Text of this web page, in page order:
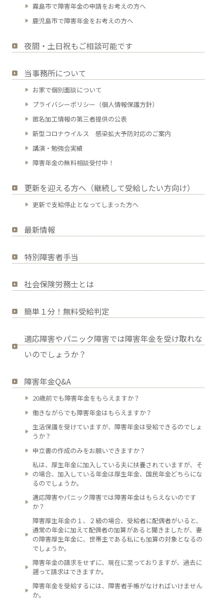
霧島市で障害年金の申請をお考えの方へ
鹿児島市で障害年金をお考えの方へ
夜間・土日祝もご相談可能です
当事務所について
お家で個別面談について
プライバシーポリシー（個人情報保護方針）
匿名加工情報の第三者提供の公表
新型コロナウイルス 感染拡大予防対応のご案内
講演・勉強会実績
障害年金の無料相談受付中！
更新を迎える方へ（継続して受給したい方向け）
更新で支給停止となってしまった方へ
最新情報
特別障害者手当
社会保険労務士とは
簡単１分！無料受給判定
適応障害やパニック障害では障害年金を受け取れな
いのでしょうか？
障害年金Q&A
20歳前でも障害年金をもらえますか？
働きながらでも障害年金はもらえますか？
生活保護を受けていますが、障害年金は受給できるのでしょ
うか？
申立書の作成のみをお願いできますか？
私は、厚生年金に加入している夫に扶養されていますが、そ
の場合、加入している年金は厚生年金、国民年金どちらにな
るのでしょうか。
適応障害やパニック障害では障害年金はもらえないのです
か？
障害厚生年金の１、２級の場合、受給者に配偶者がいると、
通常の年金に加えて配偶者の加算があると聞きましたが、妻
の障害厚生年金に、世帯主である私にも加算の対象となるの
でしょうか。
障害年金の請求をせずに、現在に至っておりますが、過去に
遡って請求はできますか。
障害年金を受給するには、障害者手帳がなければいけません
か。